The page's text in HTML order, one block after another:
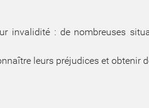
invalidité : de nombreuses
leurs préjudices et obtenir